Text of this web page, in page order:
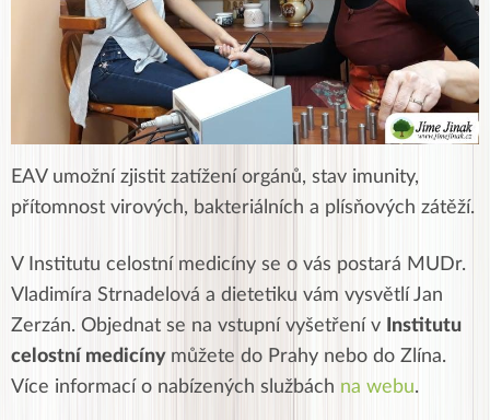
EAV umožní zjistit zatížení orgánů, stav imunity,
přítomnost virových, bakteriálních a plísňových zátěží.
V Institutu celostní medicíny se o vás postará MUDr.
Vladimíra Strnadelová a dietetiku vám vysvětlí Jan
Zerzán. Objednat se na vstupní vyšetření v
Institutu
celostní medicíny můžete do Prahy nebo do Zlína.
Více informací o nabízených službách na webu.